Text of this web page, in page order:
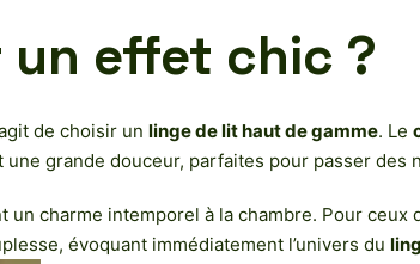
un effet chic ?
de choisir un linge de lit haut de gamme. Le
grande douceur, parfaites pour passer des
charme intemporel à la chambre. Pour
évoquant immédiatement l’univers du